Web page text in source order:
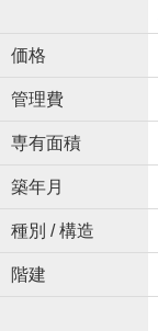
価格
管理費
専有面積
築年月
種別 / 構造
階建